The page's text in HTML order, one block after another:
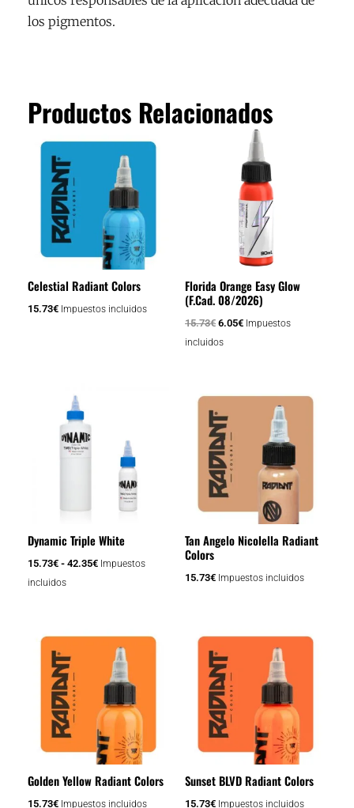
los pigmentos.
Productos Relacionados
Celestial Radiant Colors
15.73€ Impuestos incluidos
Florida Orange Easy Glow
(F.Cad. 08/2026)
15.73€
original
15.73€.
6.05€
precio
actual
6.05€.
Impuestos
incluidos
Dynamic Triple White
15.73€ - 42.35€
15.73€
hasta
42.35€
Impuestos
incluidos
producto
tiene
múltiples
pueden
elegir
en
de
producto
Tan Angelo Nicolella Radiant
Colors
15.73€ Impuestos incluidos
Golden Yellow Radiant Colors
15.73€ Impuestos incluidos
Sunset BLVD Radiant Colors
15.73€ Impuestos incluidos